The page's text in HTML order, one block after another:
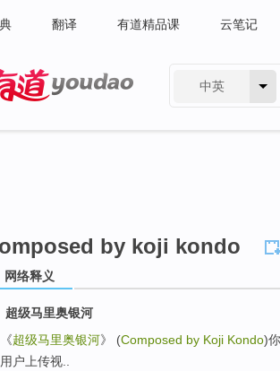
翻译 有道精品课 云笔记
中英
by koji kondo
网络释义
超级马里奥银河
《超级马里奥银河》 (Composed by Koji Kondo)
用户上传视..